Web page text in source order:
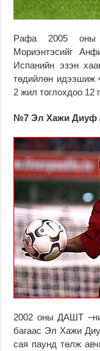
Рафа 2005 оны
Мориэнтэсийг
Испанийн эзэн
төдийлөн идээшиж
2 жил тоглохдоо 12
№7 Эл Хажи Диуф /
2002 оны ДАШТ
багаас Эл Хажи
сая паунд төлж